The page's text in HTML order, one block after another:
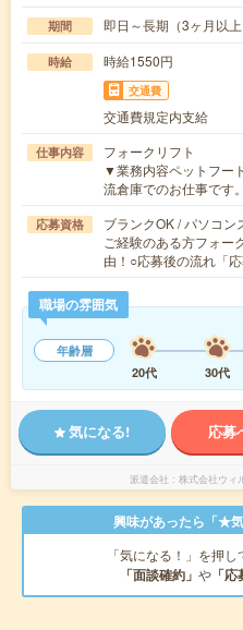
期間 即日～長期（3ヶ月以
時給 時給1550円
交通費
交通費規定内支給
仕事内容
フォークリフト
▼業務内容ペットフー
流倉庫でのお仕事です
応募資格
ブランクOK / パソコ
ご経験のある方フォー
由！○応募後の流れ「
職場の雰囲気
年齢層
20代
30代
気になる! 応募
派遣会社 株式会社ウ
興味があったら「★
「気になる！」を押
「面談確約」 や 「